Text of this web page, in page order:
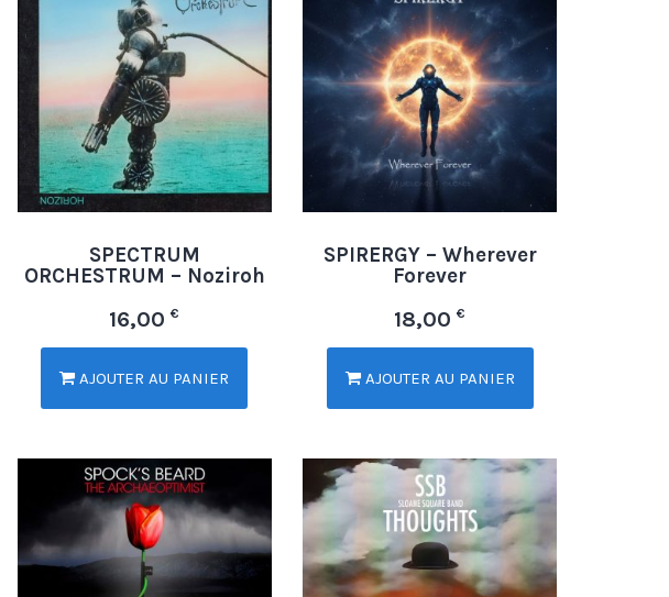
SPECTRUM
ORCHESTRUM – Noziroh
16,00 €
AJOUTER AU PANIER
SPIRERGY – Wherever
Forever
18,00 €
AJOUTER AU PANIER